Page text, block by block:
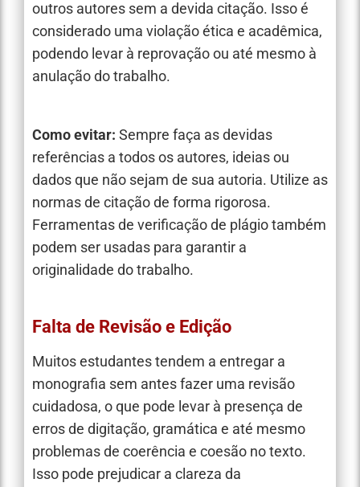
outros autores sem a devida citação. Isso é
considerado uma violação ética e acadêmica,
podendo levar à reprovação ou até mesmo à
anulação do trabalho.
Como evitar: Sempre faça as devidas
referências a todos os autores, ideias ou
dados que não sejam de sua autoria. Utilize as
normas de citação de forma rigorosa.
Ferramentas de verificação de plágio também
podem ser usadas para garantir a
originalidade do trabalho.
Falta de Revisão e Edição
Muitos estudantes tendem a entregar a
monografia sem antes fazer uma revisão
cuidadosa, o que pode levar à presença de
erros de digitação, gramática e até mesmo
problemas de coerência e coesão no texto.
Isso pode prejudicar a clareza da